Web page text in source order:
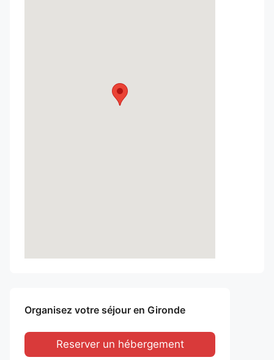
Organisez votre séjour en Gironde
Reserver un hébergement